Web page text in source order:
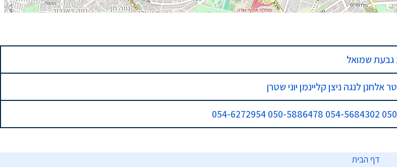
אלחנן לנגה ניצן קליינמן יוני שטרן
050-
דף הבית